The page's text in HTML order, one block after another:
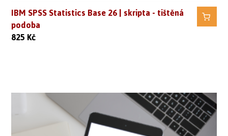
IBM SPSS Statistics Base 26 | skripta - tištěná
podoba
825Kč